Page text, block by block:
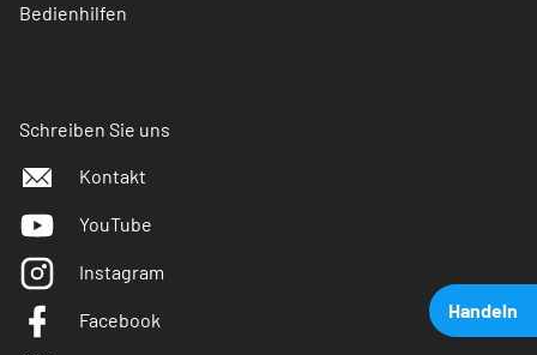
Handeln
Bedienhilfen
Schreiben Sie uns
Kontakt
YouTube
Instagram
Facebook